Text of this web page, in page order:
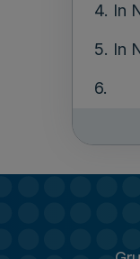
4. In
5. In
6.